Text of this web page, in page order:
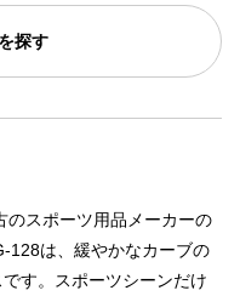
探す
のスポーツ用品メーカーの
128は、緩やかなカーブの
す。スポーツシーンだけ